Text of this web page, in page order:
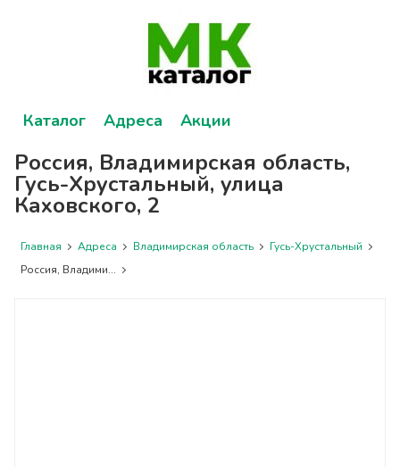
Каталог Адреса Акции
Россия, Владимирская область,
Гусь-Хрустальный, улица
Каховского, 2
Главная Адреса Владимирская область
Гусь-Хрустальный
Россия, Владими...